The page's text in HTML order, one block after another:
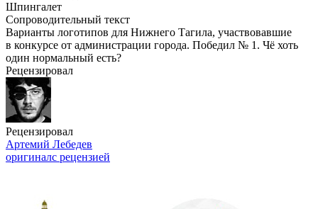
Шпингалет
Сопроводительный текст
Варианты логотипов для Нижнего Тагила, участвовавшие
в конкурсе от администрации города. Победил № 1. Чё хоть
один нормальный есть?
Рецензировал
Рецензировал
Артемий Лебедев
оригиналс рецензией